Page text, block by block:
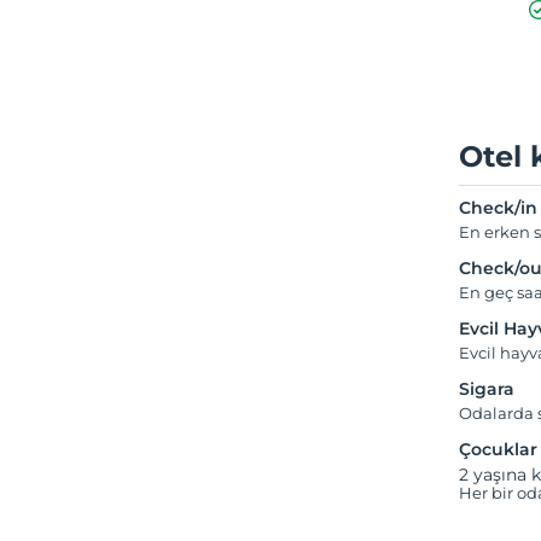
Otel
Check/in
En erken
Check/
En geç
Evcil
Evcil
Sigara
Odalarda
Çocuklar
2 yaşına
Her bir